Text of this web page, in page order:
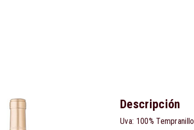
Descripción
Uva: 100% Tempranillo